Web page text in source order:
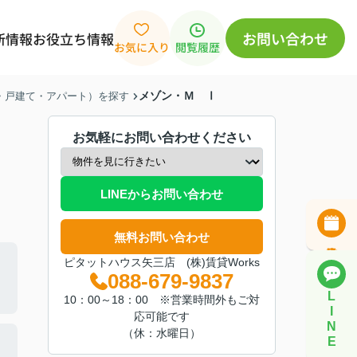
情報お役立ち情報お気に入り 閲覧履歴 お問い合わせ
L
N
E
建て・アパート）を探す メゾン・Ｍ Ⅰ
お気軽にお問い合わせください
LINEからお問い合わせ
無料お問い合わせ
ピタットハウス矢三店 (株)賃貸Works
088-679-9837
10：00～18：00 ※営業時間外もご対
応可能です
（休：水曜日）